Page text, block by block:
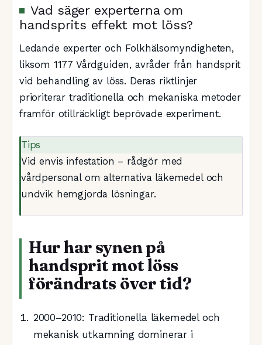
Vad säger experterna om
handsprits effekt mot löss?
Ledande experter och Folkhälsomyndigheten,
liksom 1177 Vårdguiden, avråder från handsprit
vid behandling av löss. Deras riktlinjer
prioriterar traditionella och mekaniska metoder
framför otillräckligt beprövade experiment.
Tips
Vid envis infestation – rådgör med
vårdpersonal om alternativa läkemedel och
undvik hemgjorda lösningar.
Hur har synen på
handsprit mot löss
förändrats över tid?
2000–2010: Traditionella läkemedel och
mekanisk utkamning dominerar i